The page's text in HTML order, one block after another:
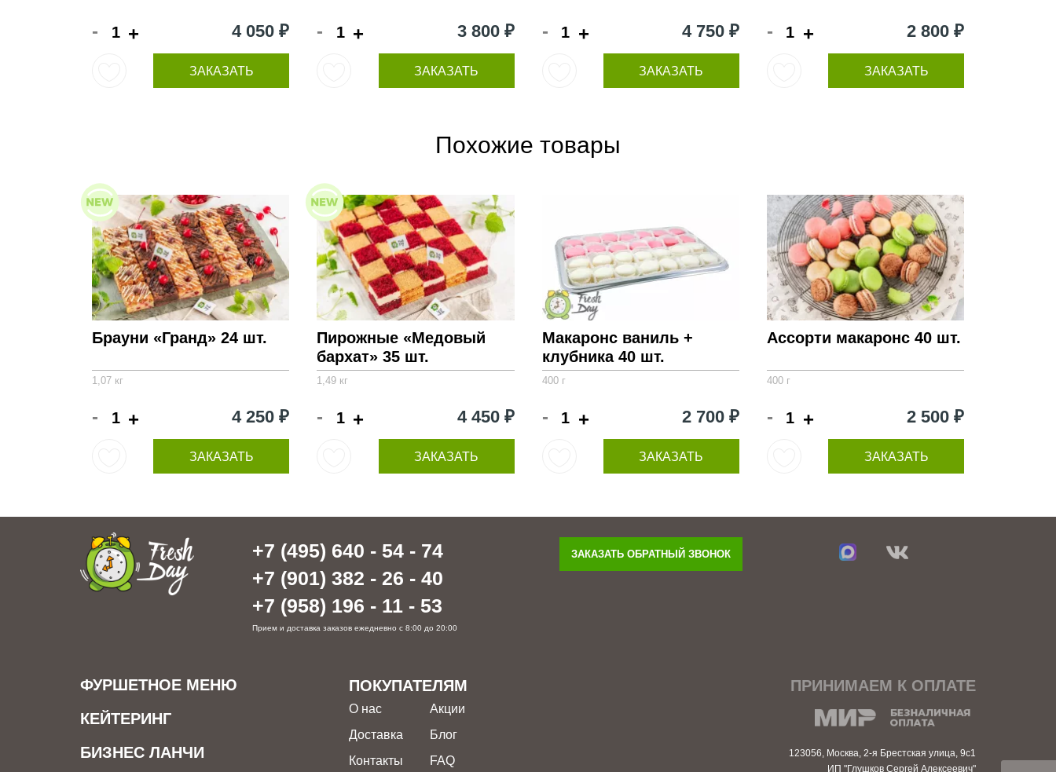
- + 4 050 ₽
ЗАКАЗАТЬ
- + 3 800 ₽
ЗАКАЗАТЬ
- + 4 750 ₽
ЗАКАЗАТЬ
- + 2 800 ₽
ЗАКАЗАТЬ
Похожие товары
Брауни «Гранд» 24 шт.
1,07 кг
- + 4 250 ₽
ЗАКАЗАТЬ
Пирожные «Медовый
бархат» 35 шт.
1,49 кг
- + 4 450 ₽
ЗАКАЗАТЬ
Макаронс ваниль +
клубника 40 шт.
400 г
- + 2 700 ₽
ЗАКАЗАТЬ
Ассорти макаронс 40 шт.
400 г
- + 2 500 ₽
ЗАКАЗАТЬ
+7 (495) 640 - 54 - 74
+7 (901) 382 - 26 - 40
+7 (958) 196 - 11 - 53
Прием и доставка заказов ежедневно с 8:00 до 20:00
ЗАКАЗАТЬ ОБРАТНЫЙ ЗВОНОК
ФУРШЕТНОЕ МЕНЮ
КЕЙТЕРИНГ
БИЗНЕС ЛАНЧИ
ПОКУПАТЕЛЯМ
О нас
Доставка
Контакты
Акции
Блог
FAQ
ПРИНИМАЕМ К ОПЛАТЕ
123056, Москва, 2-я Брестская улица, 9с1
ИП "Глушков Сергей Алексеевич"